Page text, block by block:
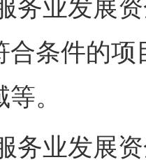
业发展资
合条件的
。
业发展资